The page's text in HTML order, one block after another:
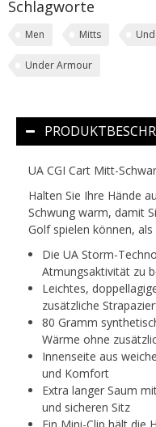
Schlagworte
Men Mitts
Under Armour
UA CGI Cart Mitt-
Halten Sie Ihre Hände
Schwung warm, damit
Golf spielen können,
Die UA Storm-
Atmungsaktivität zu
Leichtes,
zusätzliche
80 Gramm
Wärme ohne
Innenseite aus
und Komfort
Extra langer Saum
und sicheren Sitz